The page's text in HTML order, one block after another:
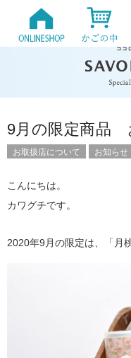
9月の限定商品
お取扱店について お知らせ
こんにちは。
カワグチです。
2020年9月の限定は、「月